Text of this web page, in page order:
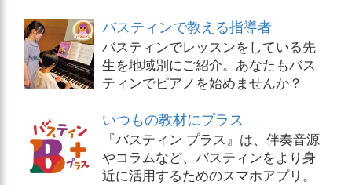
バスティンで教える指導者
バスティンでレッスンをしている先
生を地域別にご紹介。あなたもバス
ティンでピアノを始めませんか？
いつもの教材にプラス
『バスティン プラス』は、伴奏音源
やコラムなど、バスティンをより身
近に活用するためのスマホアプリ。